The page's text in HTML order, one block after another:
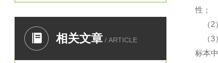
相关文章 / ARTICLE
性；
（
（
标本